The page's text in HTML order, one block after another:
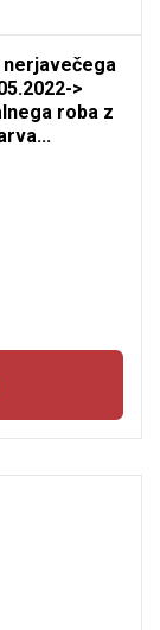
nerjavečega
>
roba z